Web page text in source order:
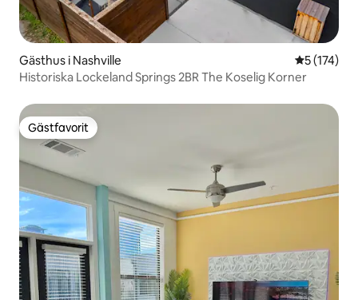
Gästhus i Nashville 5 av 5 i
5 (174)
Historiska Lockeland Springs 2BR The Koselig Korner
Gästfavorit
Gästfavorit